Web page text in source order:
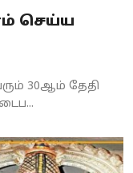
செய்ய
30ஆம் தேதி